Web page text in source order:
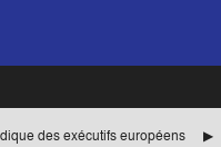
des exécutifs européens